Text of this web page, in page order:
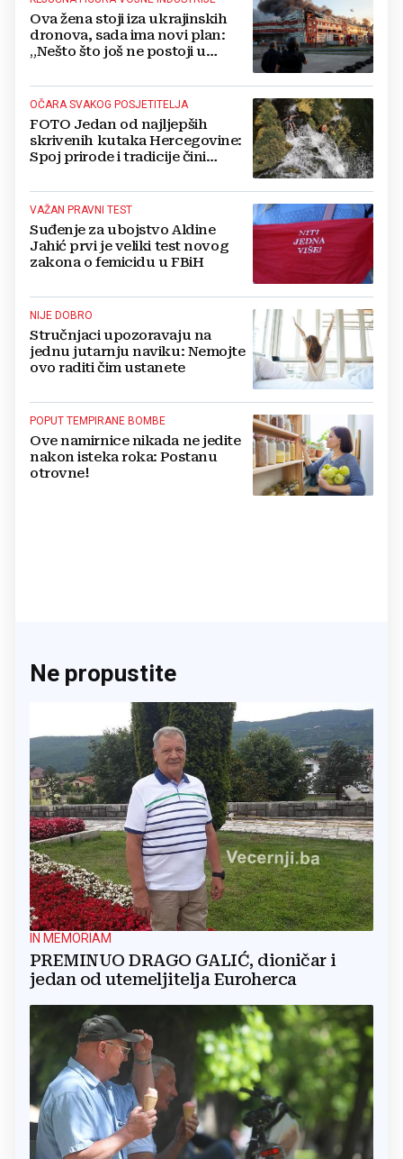
Ova žena stoji iza ukrajinskih
dronova, sada ima novi plan:
„Nešto što još ne postoji u
OČARA SVAKOG POSJETITELJA
FOTO Jedan od najljepših
skrivenih kutaka Hercegovine:
Spoj prirode i tradicije čini
destinacijom
VAŽAN PRAVNI TEST
Suđenje za ubojstvo Aldine
Jahić prvi je veliki test novog
zakona o femicidu u FBiH
NIJE DOBRO
Stručnjaci upozoravaju na
jednu jutarnju naviku: Nemojte
ovo raditi čim ustanete
POPUT TEMPIRANE BOMBE
Ove namirnice nikada ne jedite
nakon isteka roka: Postanu
otrovne!
Ne propustite
IN MEMORIAM
PREMINUO DRAGO GALIĆ, dioničar i
jedan od utemeljitelja Euroherca